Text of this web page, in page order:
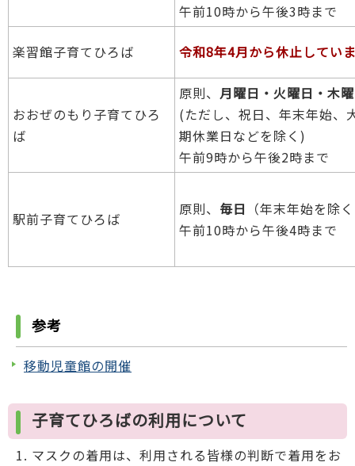
午前10時から午後3時まで
楽習館子育てひろば 令和8年4月から休止してい
おおぜのもり子育てひろ
ば
原則、 月曜日・火曜日・木
(ただし、祝日、年末年始、
期休業日などを除く)
午前9時から午後2時まで
駅前子育てひろば
原則、 毎日 （年末年始を除
午前10時から午後4時まで
参考
移動児童館の開催
子育てひろばの利用について
マスクの着用は、利用される皆様の判断で着用をお